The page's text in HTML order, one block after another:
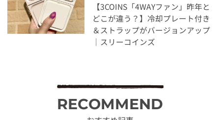
【3COINS「4WAYファン」昨年と
どこが違う？】冷却プレート付き
＆ストラップがバージョンアップ
｜スリーコインズ
RECOMMEND